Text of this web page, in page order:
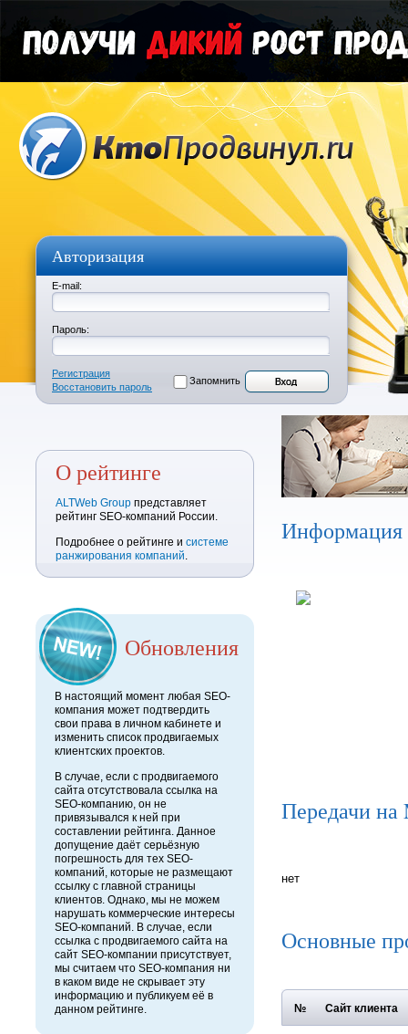
Авторизация
E-mail:
Пароль:
Регистрация
Восстановить пароль
Запомнить
О рейтинге
ALTWeb Group представляет
рейтинг SEO-компаний России.
Подробнее о рейтинге и системе
ранжирования компаний.
Обновления
В настоящий момент любая SEO-
компания может подтвердить
свои права в личном кабинете и
изменить список продвигаемых
клиентских проектов.
В случае, если с продвигаемого
сайта отсутствовала ссылка на
SEO-компанию, он не
привязывался к ней при
составлении рейтинга. Данное
допущение даёт серьёзную
погрешность для тех SEO-
компаний, которые не размещают
ссылку с главной страницы
клиентов. Однако, мы не можем
нарушать коммерческие интересы
SEO-компаний. В случае, если
ссылка с продвигаемого сайта на
сайт SEO-компании присутствует,
мы считаем что SEO-компания ни
в каком виде не скрывает эту
информацию и публикуем её в
данном рейтинге.
Информация
Передачи на
нет
Основные
№ Сайт клиента